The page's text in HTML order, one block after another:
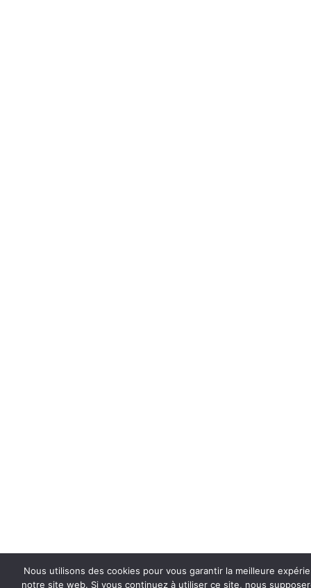
Nous utilisons des cookies pour vous garantir la meilleure
notre site web. Si vous continuez à utiliser ce site, nous